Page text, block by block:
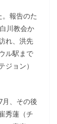
報告のた
川教会か
れ、洪先
ル駅まで
ョン）
、その後
秀蓮（チ